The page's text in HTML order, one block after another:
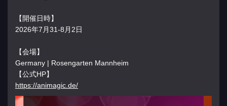
【開催日時】
2026年7月31-8月2日
【会場】
Germany | Rosengarten Mannheim
【公式HP】
https://animagic.de/